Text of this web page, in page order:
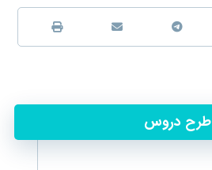
طرح دروس